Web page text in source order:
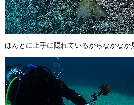
ほんとに上手に隠れているからなかなか